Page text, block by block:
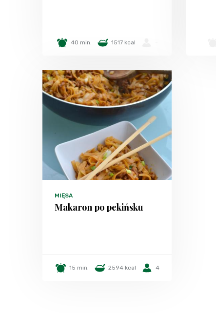
40 min. 1517 kcal
MIĘSA
Makaron po pekińsku
15 min. 2594 kcal 4